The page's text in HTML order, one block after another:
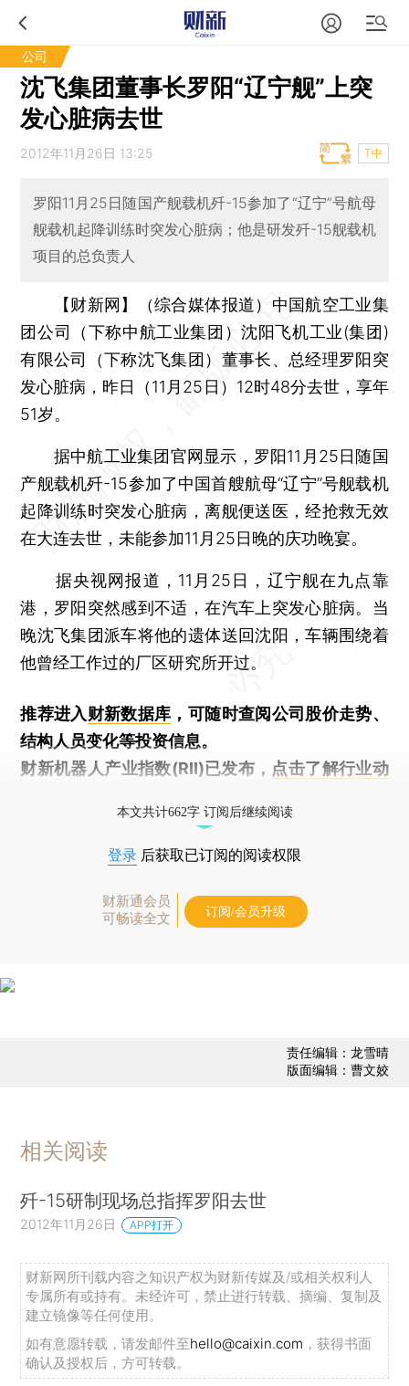
公司
沈飞集团董事长罗阳“辽宁舰”上突
发心脏病去世
2012年11月26日 13:25 T中
罗阳11月25日随国产舰载机歼-15参加了“辽宁”号航母
舰载机起降训练时突发心脏病；他是研发歼-15舰载机
项目的总负责人
【财新网】（综合媒体报道） 中国航空工业集
团公司（下称中航工业集团）沈阳飞机工业(集团)
有限公司（下称沈飞集团）董事长、总经理罗阳突
发心脏病，昨日（11月25日）12时48分去世，享年
51岁。
据中航工业集团官网显示，罗阳11月25日随国
产舰载机歼-15参加了中国首艘航母“辽宁”号舰载机
起降训练时突发心脏病，离舰便送医，经抢救无效
在大连去世，未能参加11月25日晚的庆功晚宴。
据央视网报道，11月25日，辽宁舰在九点靠
港，罗阳突然感到不适，在汽车上突发心脏病。当
晚沈飞集团派车将他的遗体送回沈阳，车辆围绕着
他曾经工作过的厂区研究所开过。
推荐进入财新数据库 ，可随时查阅公司股价走势、
结构人员变化等投资信息。
财新机器人产业指数(RII)已发布， 点击了解行业动
本文共计662字 订阅后继续阅读
登录 后获取已订阅的阅读权限
财新通会员
可畅读全文
订阅/会员升级
责任编辑：龙雪晴
版面编辑：曹文姣
相关阅读
歼-15研制现场总指挥罗阳去世
2012年11月26日 APP打开
财新网所刊载内容之知识产权为财新传媒及/或相关权利人
专属所有或持有。未经许可，禁止进行转载、摘编、复制及
建立镜像等任何使用。
如有意愿转载，请发邮件至hello@caixin.com ，获得书面
确认及授权后，方可转载。